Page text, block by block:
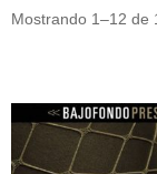
Mostrando 1–12 de